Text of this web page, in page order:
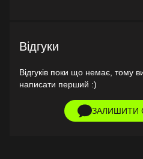
Відгуки
Відгуків поки що немає, тому
написати перший :)
ЗАЛИШИТИ